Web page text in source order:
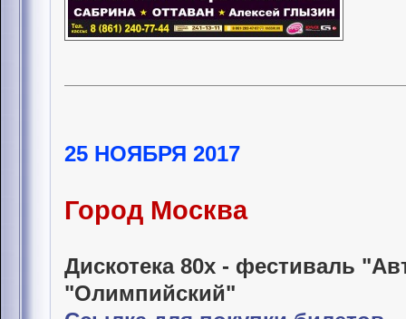
25 НОЯБРЯ 2017
Город Москва
Дискотека 80х - фестиваль
"Олимпийский"